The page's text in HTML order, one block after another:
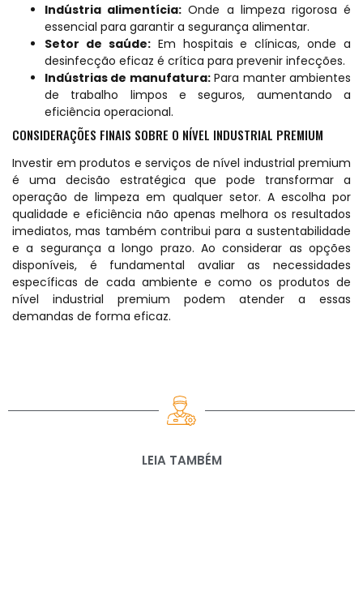
Indústria alimentícia: Onde a limpeza rigorosa é
essencial para garantir a segurança alimentar.
Setor de saúde:Em hospitais e clínicas, onde a
desinfecção eficaz é crítica para prevenir infecções.
Indústrias de manufatura:Para manter ambientes
de trabalho limpos e seguros, aumentando a
eficiência operacional.
CONSIDERAÇÕES FINAIS SOBRE O NÍVEL INDUSTRIAL PREMIUM
Investir em produtos e serviços de nível industrial premium
é uma decisão estratégica que pode transformar a
operação de limpeza em qualquer setor. A escolha por
qualidade e eficiência não apenas melhora os resultados
imediatos, mas também contribui para a sustentabilidade
e a segurança a longo prazo. Ao considerar as opções
disponíveis, é fundamental avaliar as necessidades
específicas de cada ambiente e como os produtos de
nível industrial premium podem atender a essas
demandas de forma eficaz.
LEIA TAMBÉM